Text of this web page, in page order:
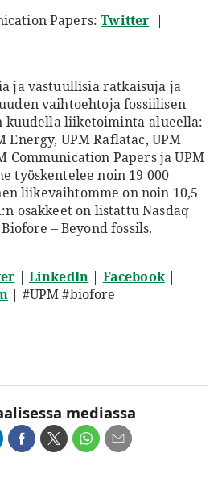
Papers:Twitter |
ja vastuullisia ratkaisuja ja
vaihtoehtoja fossiilisen
kuudella liiketoiminta-alueella:
Energy, UPM Raflatac, UPM
Communication Papers ja UPM
työskentelee noin 19 000
liikevaihtomme on noin 10,5
osakkeet on listattu Nasdaq
– Beyond fossils.
| LinkedIn | Facebook|
| #UPM #biofore
mediassa